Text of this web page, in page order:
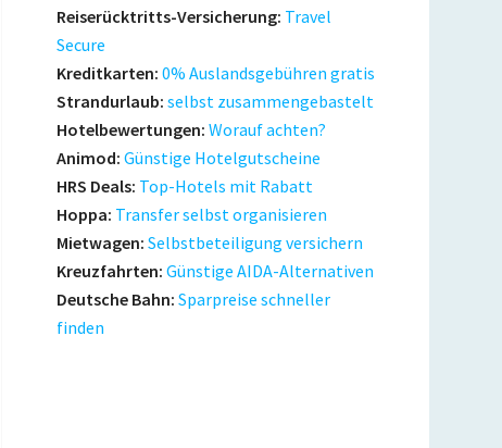
Reiserücktritts-Versicherung: Travel
Secure
Kreditkarten: 0% Auslandsgebühren gratis
Strandurlaub: selbst zusammengebastelt
Hotelbewertungen: Worauf achten?
Animod: Günstige Hotelgutscheine
HRS Deals: Top-Hotels mit Rabatt
Hoppa: Transfer selbst organisieren
Mietwagen: Selbstbeteiligung versichern
Kreuzfahrten: Günstige AIDA-Alternativen
Deutsche Bahn: Sparpreise schneller
finden